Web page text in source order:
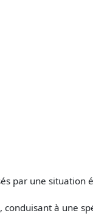
par une
à une